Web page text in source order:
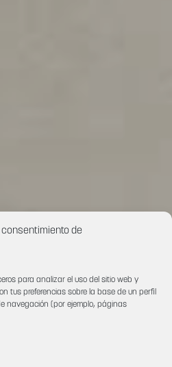
de
para analizar el uso del sitio web y
tus preferencias sobre la base de un perfil
navegación (por ejemplo, páginas